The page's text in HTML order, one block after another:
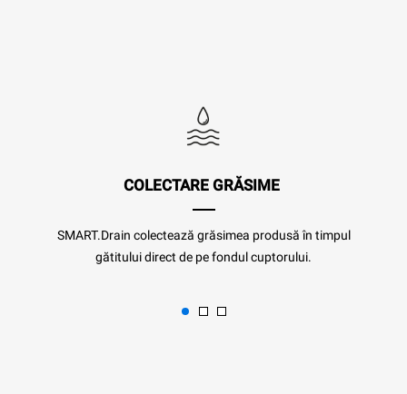
COLECTARE GRĂSIME
SMART.Drain colectează grăsimea produsă în timpul
gătitului direct de pe fondul cuptorului.